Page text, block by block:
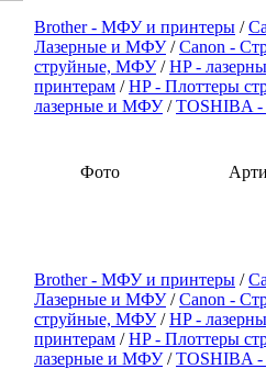
Brother - МФУ и принтеры /
Лазерные и МФУ/Canon -
струйные, МФУ/HP -
принтерам /HP - Плоттеры
лазерные и МФУ/TOSHIBA
Фото
Brother - МФУ и принтеры /
Лазерные и МФУ/Canon -
струйные, МФУ/HP -
принтерам /HP - Плоттеры
лазерные и МФУ/TOSHIBA